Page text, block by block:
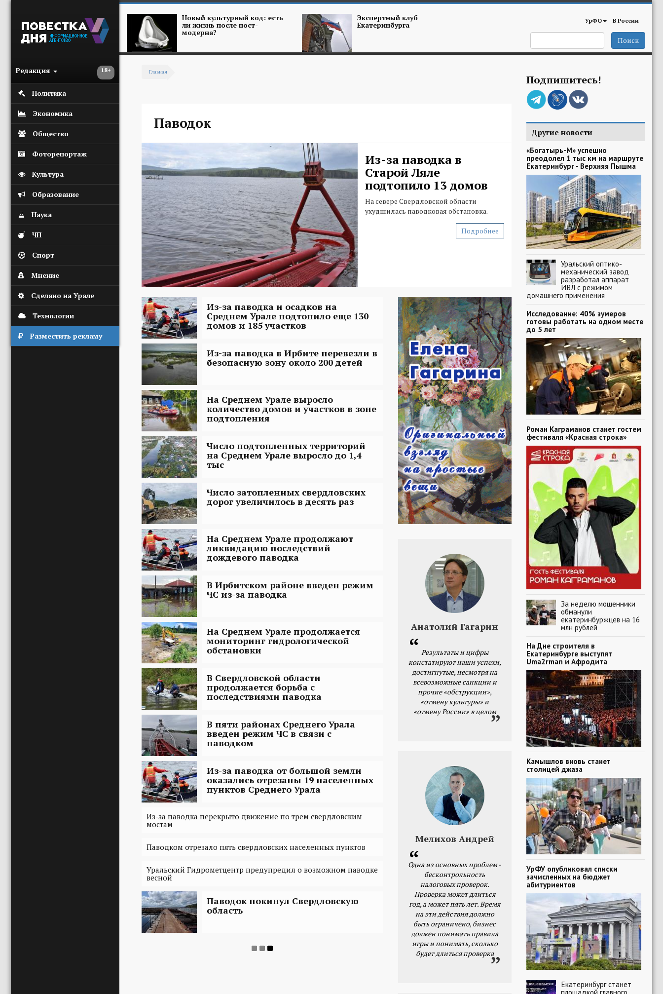
18+
Редакция
Политика
Экономика
Общество
Фоторепортаж
Культура
Образование
Наука
ЧП
Спорт
Мнение
Сделано на Урале
Технологии
Разместить рекламу
Новый культурный код: есть
ли жизнь после пост-
модерна?
Экспертный клуб
Екатеринбурга УрФО В России
Поиск
Главная
Паводок
Из-за паводка в
Старой Ляле
подтопило 13 домов
На севере Свердловской области
ухудшилась паводковая обстановка.
Подробнее
Из-за паводка и осадков на
Среднем Урале подтопило еще 130
домов и 185 участков
Из-за паводка в Ирбите перевезли в
безопасную зону около 200 детей
На Среднем Урале выросло
количество домов и участков в зоне
подтопления
Число подтопленных территорий
на Среднем Урале выросло до 1,4
тыс
Число затопленных свердловских
дорог увеличилось в десять раз
На Среднем Урале продолжают
ликвидацию последствий
дождевого паводка
В Ирбитском районе введен режим
ЧС из-за паводка
На Среднем Урале продолжается
мониторинг гидрологической
обстановки
В Свердловской области
продолжается борьба с
последствиями паводка
В пяти районах Среднего Урала
введен режим ЧС в связи с
паводком
Из-за паводка от большой земли
оказались отрезаны 19 населенных
пунктов Среднего Урала
Из-за паводка перекрыто движение по трем свердловским
мостам
Паводком отрезало пять свердловских населенных пунктов
Уральский Гидрометцентр предупредил о возможном паводке
весной
Паводок покинул Свердловскую
область
Анатолий Гагарин
Результаты и цифры
констатируют наши успехи,
достигнутые, несмотря на
всевозможные санкции и
прочие «обструкции»,
«отмену культуры» и
«отмену России» в целом
Мелихов Андрей
Одна из основных проблем -
бесконтрольность
налоговых проверок.
Проверка может длиться
год, а может пять лет. Время
на эти действия должно
быть ограничено, бизнес
должен понимать правила
игры и понимать, сколько
будет длиться проверка
Подпишитесь!
Другие новости
«Богатырь-М» успешно
преодолел 1 тыс км на маршруте
Екатеринбург - Верхняя Пышма
Уральский оптико-
механический завод
разработал аппарат
ИВЛ с режимом
домашнего применения
Исследование: 40% зумеров
готовы работать на одном месте
до 5 лет
Роман Каграманов станет гостем
фестиваля «Красная строка»
За неделю мошенники
обманули
екатеринбуржцев на 16
млн рублей
На Дне строителя в
Екатеринбурге выступят
Uma2rman и Афродита
Камышлов вновь станет
столицей джаза
УрФУ опубликовал списки
зачисленных на бюджет
абитуриентов
Екатеринбург станет
площадкой главного